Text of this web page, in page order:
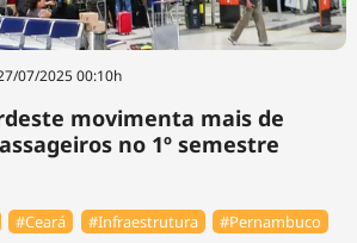
07/2025 00:10h
movimenta mais de
no 1º semestre
#Ceará #Infraestrutura
#Pernambuco